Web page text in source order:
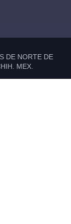
DE NORTE DE
MEX.